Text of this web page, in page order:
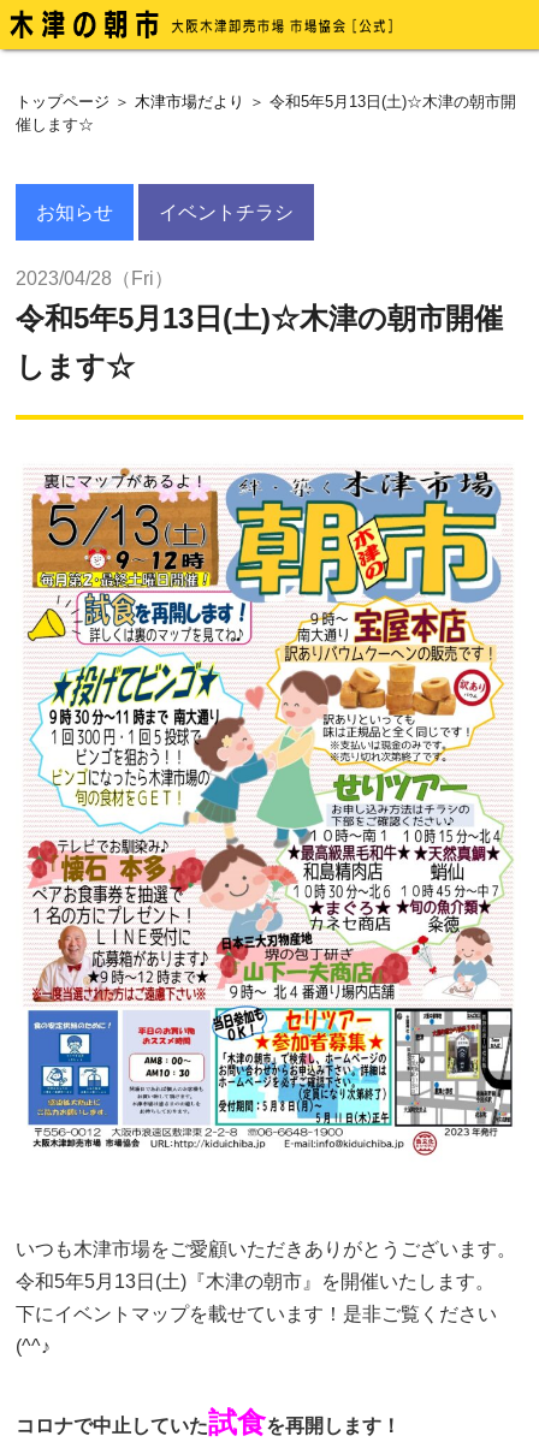
トップページ ＞木津市場だより
＞ 令和5年5月13日(土)☆木津の朝市開
催します☆
お知らせ イベントチラシ
2023/04/28（Fri）
令和5年5月13日(土)☆木津の朝市開催
します☆
いつも木津市場をご愛顧いただきありがとうございます。
令和5年5月13日(土)『木津の朝市』を開催いたします。
下にイベントマップを載せています！是非ご覧ください
(^^♪
コロナで中止していた試食を再開します！